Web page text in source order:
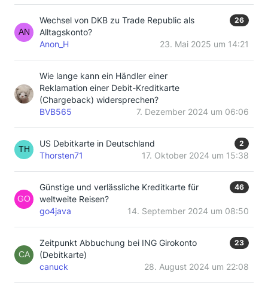
Wechsel von DKB zu Trade Republic als
Alltagskonto?
26
Anon_H 23. Mai 2025 um 14:21
Wie lange kann ein Händler einer
Reklamation einer Debit-Kreditkarte
(Chargeback) widersprechen?
BVB565
7. Dezember 2024 um 06:06
US Debitkarte in Deutschland 2
Thorsten71 17. Oktober 2024 um 15:38
Günstige und verlässliche Kreditkarte für
weltweite Reisen?
46
go4java 14. September 2024 um 08:50
Zeitpunkt Abbuchung bei ING Girokonto
(Debitkarte)
23
canuck 28. August 2024 um 22:08